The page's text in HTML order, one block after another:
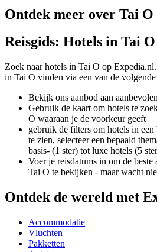
Ontdek meer over Tai O
Reisgids: Hotels in Tai
Zoek naar hotels in Tai O op
in Tai O vinden via een van de
Bekijk ons aanbod aan
Gebruik de kaart om hotels te
O waaraan je de voorkeur geeft
gebruik de filters om hotels in
te zien, selecteer een bepaald
basis- (1 ster) tot luxe hotels (5
Voer je reisdatums in om de
Tai O te bekijken - maar wacht
Ontdek de wereld met
Accommodatie
Vluchten
Pakketten